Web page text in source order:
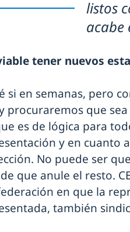
listos
acabe
tener nuevos
si en semanas, pero
procuraremos que
es de lógica para
y en cuanto
No puede ser
que anule el resto.
en que la
también